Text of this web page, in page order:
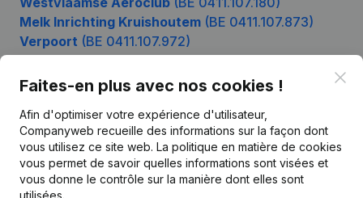
Melk Inrichting Kruishoutem (BE 0411.107.873)
Verpoort (BE 0411.107.972)
Faites-en plus avec nos cookies !
Afin d'optimiser votre expérience d'utilisateur,
Companyweb recueille des informations sur la façon dont
vous utilisez ce site web. La politique en matière de cookies
vous permet de savoir quelles informations sont visées et
vous donne le contrôle sur la manière dont elles sont
utilisées.
Français
Informations d’entreprise
Monitoring